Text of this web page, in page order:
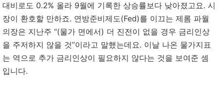
대비로도 0.2% 올라 9월에 기록한 상승률보다 낮아졌고요. 시
장이 환호할 만하죠. 연방준비제도(Fed)를 이끄는 제롬 파월
의장은 지난주 “(물가 면에서) 더 진전이 없을 경우 금리인상
을 주저하지 않을 것”이라고 말했는데요. 이날 나온 물가지표
는 역으로 추가 금리인상이 필요하지 않다는 것을 보여준 셈
입니다.